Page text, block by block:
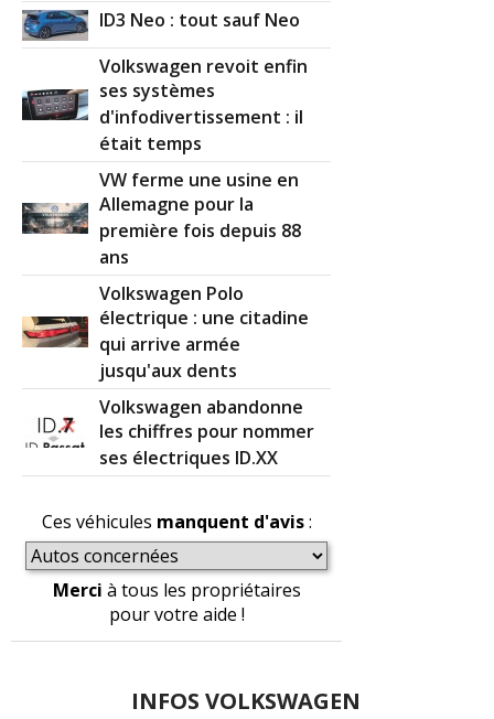
ID3 Neo : tout sauf Neo
Volkswagen revoit enfin
ses systèmes
d'infodivertissement : il
était temps
VW ferme une usine en
Allemagne pour la
première fois depuis 88
ans
Volkswagen Polo
électrique : une citadine
qui arrive armée
jusqu'aux dents
Volkswagen abandonne
les chiffres pour nommer
ses électriques ID.XX
Ces véhicules manquent d'avis:
Merci à tous les propriétaires
pour votre aide !
INFOS VOLKSWAGEN